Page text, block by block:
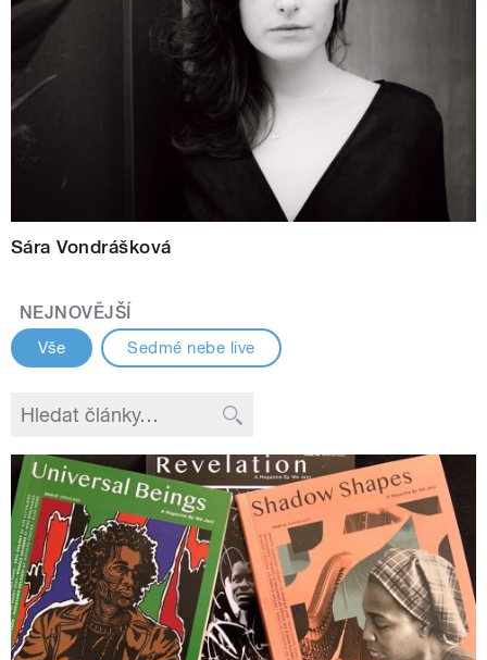
Sára Vondrášková
NEJNOVĚJŠÍ
Vše Sedmé nebe live